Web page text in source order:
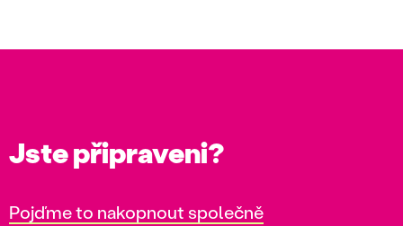
Jste připraveni?
Pojďme to nakopnout společně